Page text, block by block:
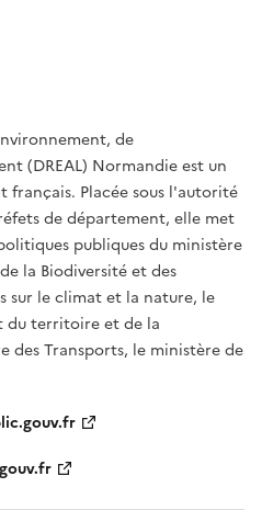
de
(DREAL) Normandie est un
français. Placée sous l'autorité
de département, elle met
publiques du ministère
la Biodiversité et des
sur le climat et la nature, le
du territoire et de la
des Transports, le ministère de